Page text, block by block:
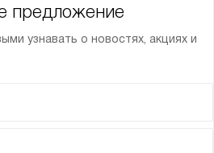
предложение
узнавать о новостях, акциях и